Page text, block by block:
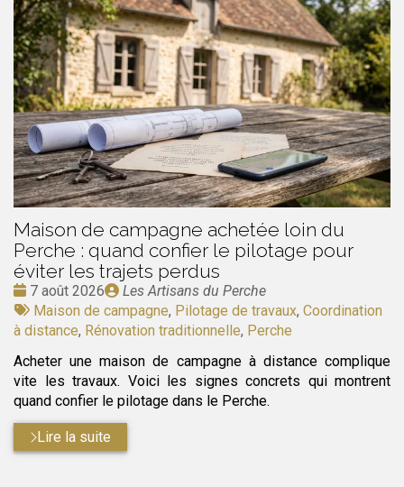
Maison de campagne achetée loin du
Perche : quand confier le pilotage pour
éviter les trajets perdus
Date
:
7 août 2026
Publié
par
Les Artisans du Perche
Tags
:
Maison de campagne, Pilotage de travaux, Coordination
à distance, Rénovation traditionnelle, Perche
Acheter une maison de campagne à distance complique
vite les travaux. Voici les signes concrets qui montrent
quand confier le pilotage dans le Perche.
Lire la suite